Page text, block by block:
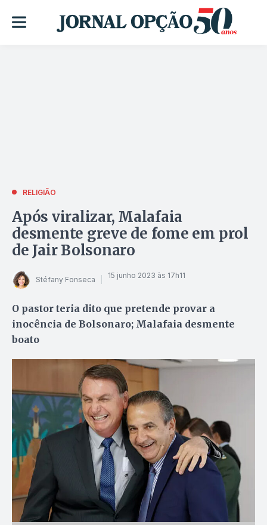
RELIGIÃO
Após viralizar, Malafaia
desmente greve de fome em prol
de Jair Bolsonaro
Stéfany Fonseca 15 junho 2023 às 17h11
O pastor teria dito que pretende provar a
inocência de Bolsonaro; Malafaia desmente
boato